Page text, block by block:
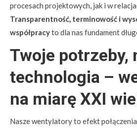
procesach projektowych, jak i w
Transparentność, terminowość i
współpracyto dla nas fundament
Twoje potrzeby,
technologia –
na miarę XXI
Nasze wentylatory to efekt